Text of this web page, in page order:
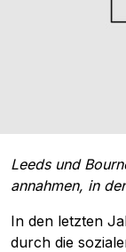
Leeds und
annahmen, in
In den letzten
durch die